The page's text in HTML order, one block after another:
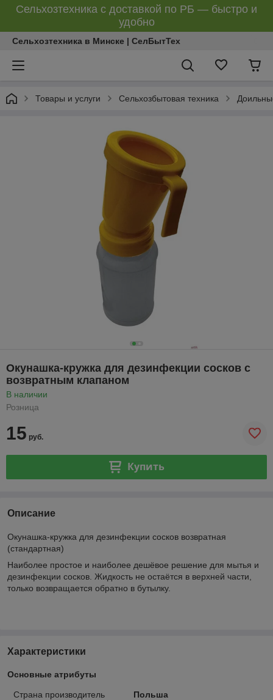
Сельхозтехника с доставкой по РБ — быстро и
удобно
Сельхозтехника в Минске | СелБытТех
Товары и услуги Сельхозбытовая техника
Окунашка-кружка для дезинфекции сосков с
возвратным клапаном
В наличии
Розница
15 руб.
Купить
Описание
Окунашка-кружка для дезинфекции сосков возвратная
(стандартная)
Наиболее простое и наиболее дешёвое решение для мытья и
дезинфекции сосков. Жидкость не остаётся в верхней части,
только возвращается обратно в бутылку.
Характеристики
Основные атрибуты
Страна производитель Польша